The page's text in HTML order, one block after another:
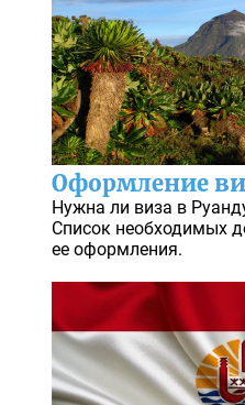
Оформление
Нужна ли виза в
Список необходимых
ее оформления.